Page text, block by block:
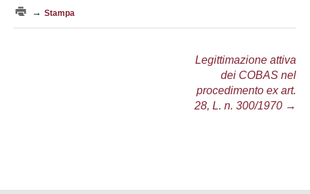
→ Stampa
Legittimazione attiva
dei COBAS nel
procedimento ex art.
28, L. n. 300/1970 →